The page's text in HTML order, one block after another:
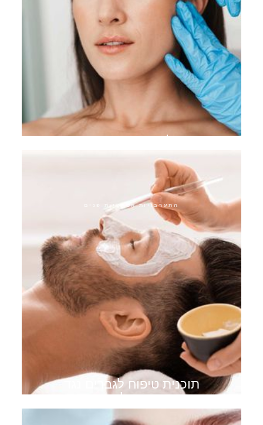
ריג'וראן סקין בוסטר
התערבויות אסתטיות פנים
תוכנית טיפוח לגברים נגד
הזדקנות לגברים